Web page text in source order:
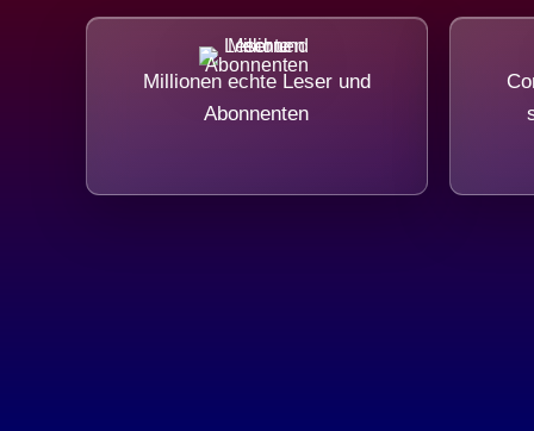
Millionen echte Leser und
Abonnenten